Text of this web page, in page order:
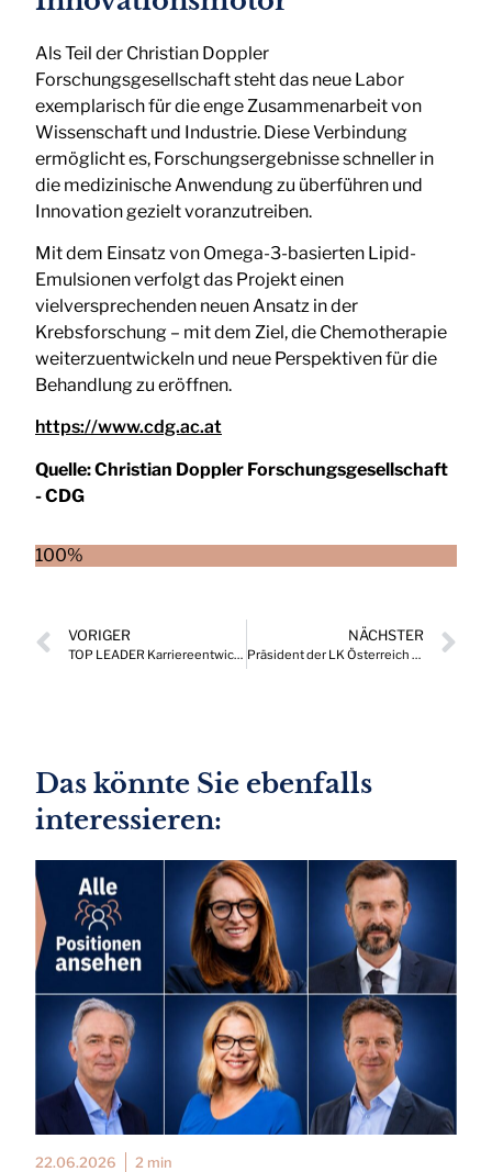
Als Teil der Christian Doppler
Forschungsgesellschaft steht das neue Labor
exemplarisch für die enge Zusammenarbeit von
Wissenschaft und Industrie. Diese Verbindung
ermöglicht es, Forschungsergebnisse schneller in
die medizinische Anwendung zu überführen und
Innovation gezielt voranzutreiben.
Mit dem Einsatz von Omega-3-basierten Lipid-
Emulsionen verfolgt das Projekt einen
vielversprechenden neuen Ansatz in der
Krebsforschung – mit dem Ziel, die Chemotherapie
weiterzuentwickeln und neue Perspektiven für die
Behandlung zu eröffnen.
https://www.cdg.ac.at
Quelle:Christian Doppler Forschungsgesellschaft
- CDG
100%
VORIGER
TOP LEADER Karriereentwicklungen, die Drehscheibe wichtiger Positionen in Österreich 06/2026
NÄCHSTER
Präsident der LK Österreich wiedergewählt
Das könnte Sie ebenfalls
interessieren:
22.06.2026 2 min